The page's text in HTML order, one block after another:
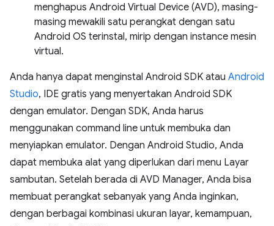
menghapus Android Virtual Device (AVD), masing-
masing mewakili satu perangkat dengan satu
Android OS terinstal, mirip dengan instance mesin
virtual.
Anda hanya dapat menginstal Android SDK atau Android
Studio, IDE gratis yang menyertakan Android SDK
dengan emulator. Dengan SDK, Anda harus
menggunakan command line untuk membuka dan
menyiapkan emulator. Dengan Android Studio, Anda
dapat membuka alat yang diperlukan dari menu Layar
sambutan. Setelah berada di AVD Manager, Anda bisa
membuat perangkat sebanyak yang Anda inginkan,
dengan berbagai kombinasi ukuran layar, kemampuan,